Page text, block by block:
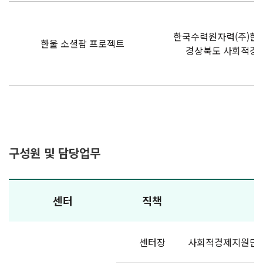
한울 소셜팜 프로젝트
한국수력원자력(주)한
경상북도 사회적경
구성원 및 담당업무
센터 직책
센터장 사회적경제지원단